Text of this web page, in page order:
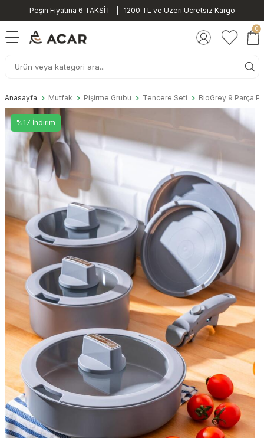
Peşin Fiyatına 6 TAKSİT | 1200 TL ve Üzeri Ücretsiz Kargo
0
Anasayfa Mutfak Pişirme Grubu Tencere Seti BioGrey 9 Parça
%17 İndirim